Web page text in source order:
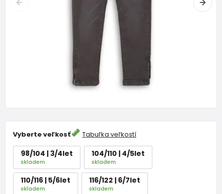
Vyberte veľkosť Tabuľka veľkostí
98/104 | 3/4let
skladem
104/110 | 4/5let
skladem
110/116 | 5/6let
skladem
116/122 | 6/7let
skladem